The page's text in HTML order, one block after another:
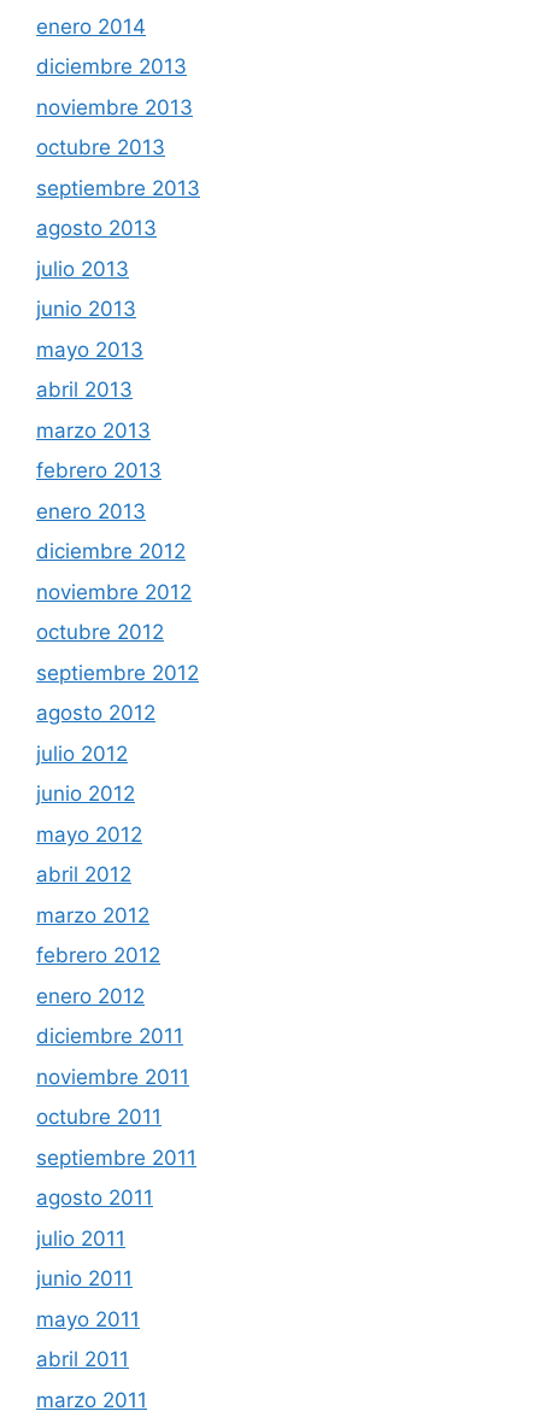
enero 2014
diciembre 2013
noviembre 2013
octubre 2013
septiembre 2013
agosto 2013
julio 2013
junio 2013
mayo 2013
abril 2013
marzo 2013
febrero 2013
enero 2013
diciembre 2012
noviembre 2012
octubre 2012
septiembre 2012
agosto 2012
julio 2012
junio 2012
mayo 2012
abril 2012
marzo 2012
febrero 2012
enero 2012
diciembre 2011
noviembre 2011
octubre 2011
septiembre 2011
agosto 2011
julio 2011
junio 2011
mayo 2011
abril 2011
marzo 2011